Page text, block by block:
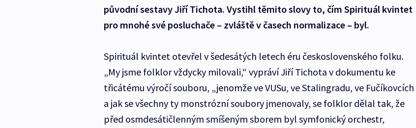
původní sestavy Jiří Tichota. Vystihl těmito slovy to, čím Spirituál kvintet
pro mnohé své posluchače – zvláště v časech normalizace – byl.
Spirituál kvintet otevřel v šedesátých letech éru československého folku.
„My jsme folklor vždycky milovali,“ vypráví Jiří Tichota v dokumentu ke
třicátému výročí souboru, „jenomže ve VUSu, ve Stalingradu, ve Fučíkovcích
a jak se všechny ty monstrózní soubory jmenovaly, se folklor dělal tak, že
před osmdesátičlenným smíšeným sborem byl symfonický orchestr,